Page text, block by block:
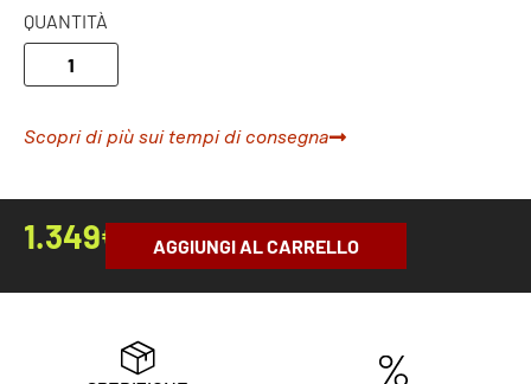
QUANTITÀ
Scopri di più sui tempi di consegna
1.349€ AGGIUNGI AL CARRELLO